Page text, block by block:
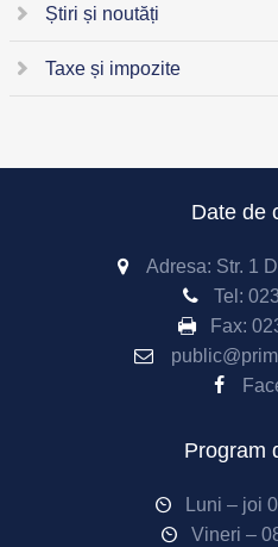
Știri și noutăți
Taxe și impozite
Date de
Adresa: Str. 1
Tel:
Fax:
Program
Luni – joi
Vineri –